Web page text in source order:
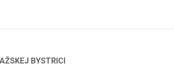
BYSTRICI